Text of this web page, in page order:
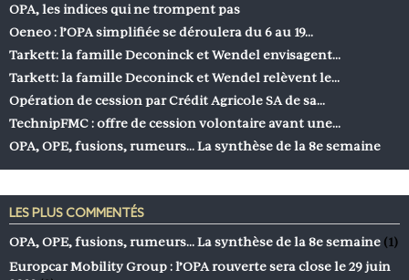
OPA, les indices qui ne trompent pas
Oeneo : l’OPA simplifiée se déroulera du 6 au 19…
Tarkett: la famille Deconinck et Wendel envisagent…
Tarkett: la famille Deconinck et Wendel relèvent le…
Opération de cession par Crédit Agricole SA de sa…
TechnipFMC : offre de cession volontaire avant une…
OPA, OPE, fusions, rumeurs… La synthèse de la 8e semaine
LES PLUS COMMENTÉS
OPA, OPE, fusions, rumeurs… La synthèse de la 8e semaine (1)
Europcar Mobility Group : l’OPA rouverte sera close le 29 juin